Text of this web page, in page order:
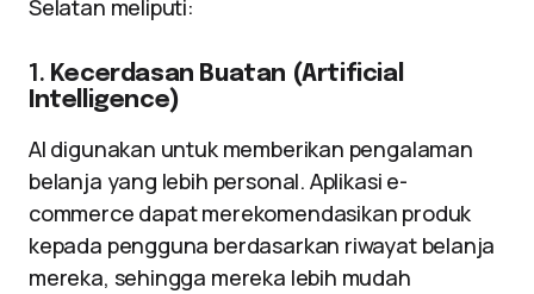
Selatan meliputi:
1. Kecerdasan Buatan (Artificial
Intelligence)
AI digunakan untuk memberikan pengalaman
belanja yang lebih personal. Aplikasi e-
commerce dapat merekomendasikan produk
kepada pengguna berdasarkan riwayat belanja
mereka, sehingga mereka lebih mudah